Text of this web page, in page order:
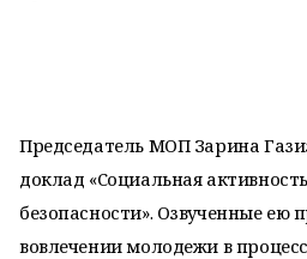
Председатель МОП Зарина
доклад «Социальная
безопасности». Озвученные ею
вовлечении молодежи в